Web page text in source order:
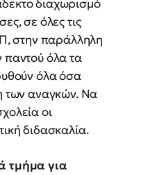
διαχωρισμό
σε όλες τις
στην παράλληλη
παντού όλα τα
όλα όσα
των αναγκών. Να
οι
διδασκαλία.
τμήμα για